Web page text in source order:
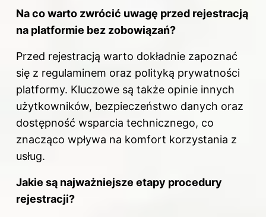
Na co warto zwrócić uwagę przed rejestracją
na platformie bez zobowiązań?
Przed rejestracją warto dokładnie zapoznać
się z regulaminem oraz polityką prywatności
platformy. Kluczowe są także opinie innych
użytkowników, bezpieczeństwo danych oraz
dostępność wsparcia technicznego, co
znacząco wpływa na komfort korzystania z
usług.
Jakie są najważniejsze etapy procedury
rejestracji?